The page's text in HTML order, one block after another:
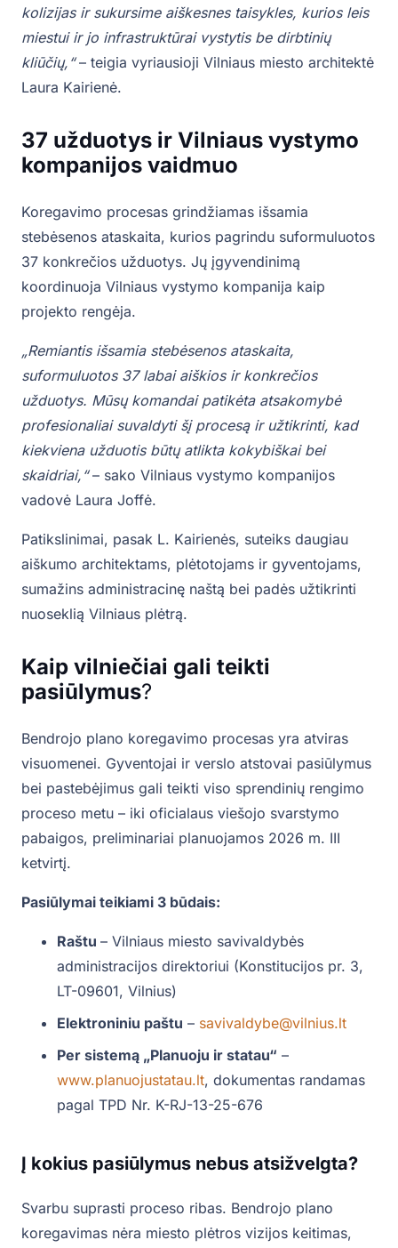
kolizijas ir sukursime aiškesnes taisykles, kurios leis
miestui ir jo infrastruktūrai vystytis be dirbtinių
kliūčių,“– teigia vyriausioji Vilniaus miesto architektė
Laura Kairienė.
37 užduotys ir Vilniaus vystymo
kompanijos vaidmuo
Koregavimo procesas grindžiamas išsamia
stebėsenos ataskaita, kurios pagrindu suformuluotos
37 konkrečios užduotys. Jų įgyvendinimą
koordinuoja Vilniaus vystymo kompanija kaip
projekto rengėja.
„Remiantis išsamia stebėsenos ataskaita,
suformuluotos 37 labai aiškios ir konkrečios
užduotys. Mūsų komandai patikėta atsakomybė
profesionaliai suvaldyti šį procesą ir užtikrinti, kad
kiekviena užduotis būtų atlikta kokybiškai bei
skaidriai,“– sako Vilniaus vystymo kompanijos
vadovė Laura Joffė.
Patikslinimai, pasak L. Kairienės, suteiks daugiau
aiškumo architektams, plėtotojams ir gyventojams,
sumažins administracinę naštą bei padės užtikrinti
nuoseklią Vilniaus plėtrą.
Kaip vilniečiai gali teikti
pasiūlymus?
Bendrojo plano koregavimo procesas yra atviras
visuomenei. Gyventojai ir verslo atstovai pasiūlymus
bei pastebėjimus gali teikti viso sprendinių rengimo
proceso metu – iki oficialaus viešojo svarstymo
pabaigos, preliminariai planuojamos 2026 m. III
ketvirtį.
Pasiūlymai teikiami 3 būdais:
Raštu – Vilniaus miesto savivaldybės
administracijos direktoriui (Konstitucijos pr. 3,
LT-09601, Vilnius)
Elektroniniu paštu – savivaldybe@vilnius.lt
Per sistemą „Planuoju ir statau“ –
www.planuojustatau.lt, dokumentas randamas
pagal TPD Nr. K-RJ-13-25-676
Į kokius pasiūlymus nebus atsižvelgta?
Svarbu suprasti proceso ribas. Bendrojo plano
koregavimas nėra miesto plėtros vizijos keitimas,